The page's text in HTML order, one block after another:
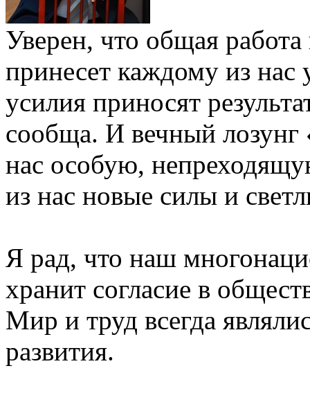
Уверен, что общая
принесет каждому из
усилия приносят
сообща. И вечный
нас особую,
из нас новые силы и
Я рад, что наш
хранит согласие в
Мир и труд всегда
развития.